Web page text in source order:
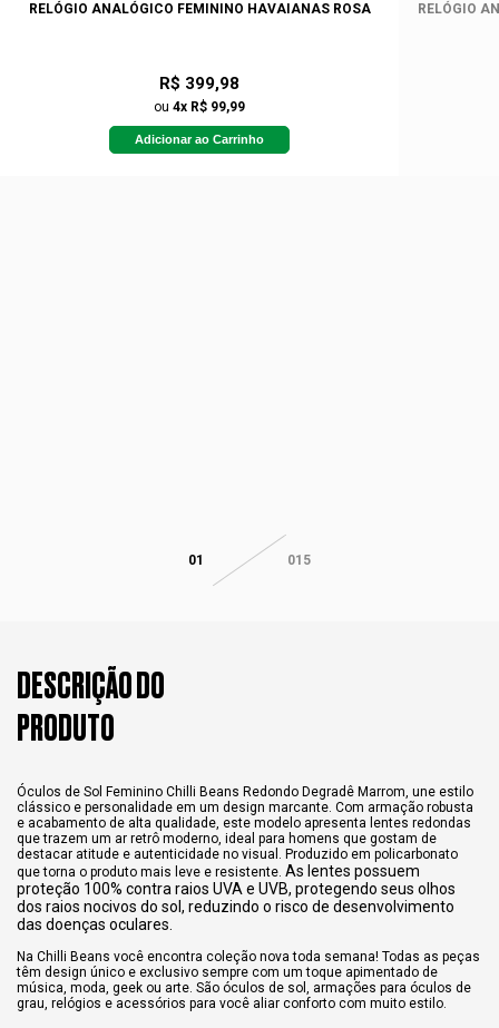
RELÓGIO ANALÓGICO FEMININO HAVAIANAS ROSA
R$ 399,98
ou 4x R$ 99,99
Adicionar ao Carrinho
RELÓGIO
01 015
DESCRIÇÃO DO
PRODUTO
Óculos de Sol Feminino Chilli Beans Redondo Degradê Marrom, une estilo
clássico e personalidade em um design marcante. Com armação robusta
e acabamento de alta qualidade, este modelo apresenta lentes redondas
que trazem um ar retrô moderno, ideal para homens que gostam de
destacar atitude e autenticidade no visual. Produzido em policarbonato
que torna o produto mais leve e resistente. As lentes possuem
proteção 100% contra raios UVA e UVB, protegendo seus olhos
dos raios nocivos do sol, reduzindo o risco de desenvolvimento
das doenças oculares.
Na Chilli Beans você encontra coleção nova toda semana! Todas as peças
têm design único e exclusivo sempre com um toque apimentado de
música, moda, geek ou arte. São óculos de sol, armações para óculos de
grau, relógios e acessórios para você aliar conforto com muito estilo.